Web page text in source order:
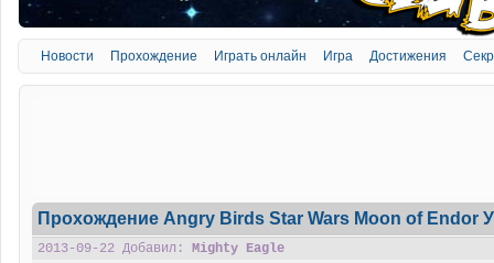
Новости Прохождение Играть онлайн Игра Достижения
Прохождение Angry Birds Star Wars Moon of Endor
2013-09-22 Добавил: Mighty Eagle